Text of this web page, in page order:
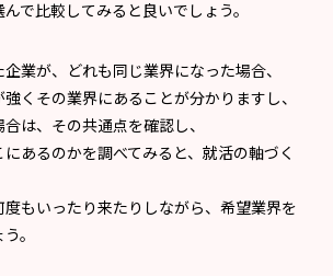
で比較してみると良いでしょう。
業が、どれも同じ業界になった場合、
くその業界にあることが分かりますし、
は、その共通点を確認し、
あるのかを調べてみると、就活の軸づく
もいったり来たりしながら、希望業界を
。